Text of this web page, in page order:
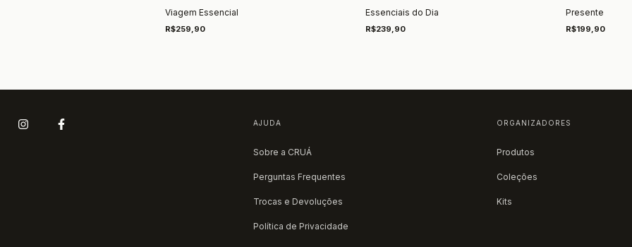
Viagem Essencial
R$259,90
Essenciais do Dia
R$239,90
Presente
R$199,90
AJUDA
Sobre a CRUÁ
Perguntas Frequentes
Trocas e Devoluções
Política de Privacidade
ORGANIZADORES
Produtos
Coleções
Kits